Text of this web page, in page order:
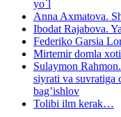
yo`l
Anna Axmatova.
Ibodat Rajabova.
Federiko Garsia
Mirtemir domla
Sulaymon
siyrati va suvratiga
bag’ishlov
Tolibi ilm kerak…